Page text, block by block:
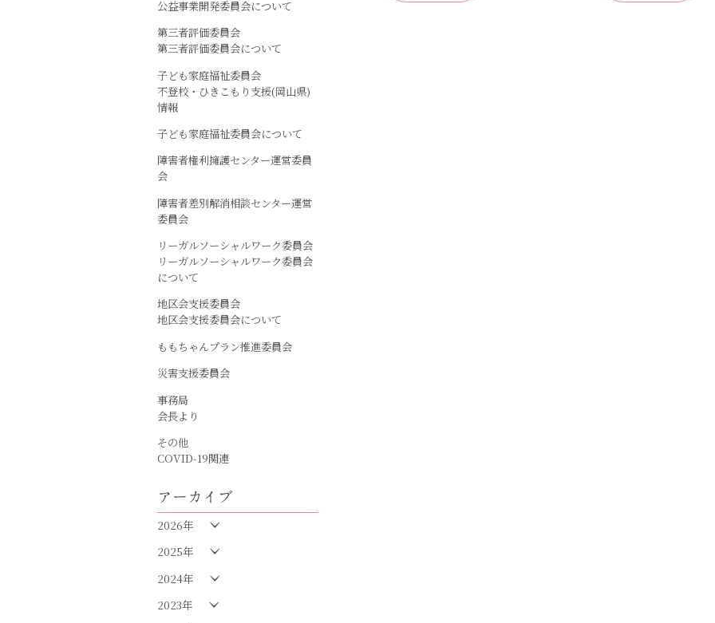
公益事業開発委員会について
第三者評価委員会
第三者評価委員会について
子ども家庭福祉委員会
不登校・ひきこもり支援(岡山県)
情報
子ども家庭福祉委員会について
障害者権利擁護センター運営委員
会
障害者差別解消相談センター運営
委員会
リーガルソーシャルワーク委員会
リーガルソーシャルワーク委員会
について
地区会支援委員会
地区会支援委員会について
ももちゃんプラン推進委員会
災害支援委員会
事務局
会長より
その他
COVID-19関連
アーカイブ
2026年
2025年
2024年
2023年